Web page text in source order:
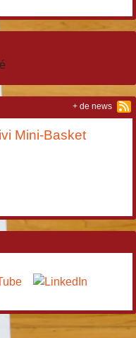
Mini-Basket
+ de news